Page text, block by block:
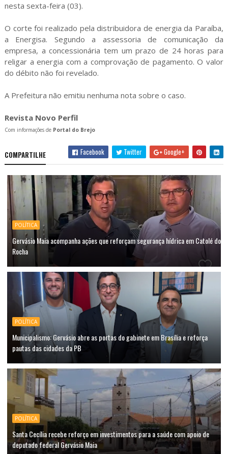
nesta sexta-feira (03).
O corte foi realizado pela distribuidora de energia da Paraíba,
a Energisa. Segundo a assessoria de comunicação da
empresa, a concessionária tem um prazo de 24 horas para
religar a energia com a comprovação de pagamento. O valor
do débito não foi revelado.
A Prefeitura não emitiu nenhuma nota sobre o caso.
Revista Novo Perfil
Com informações dePortal do Brejo
COMPARTILHE Facebook Twitter Google+
POLÍTICA
Gervásio Maia acompanha ações que reforçam segurança hídrica em Catolé do
Rocha
POLÍTICA
Municipalismo: Gervásio abre as portas do gabinete em Brasília e reforça
pautas das cidades da PB
POLÍTICA
Santa Cecília recebe reforço em investimentos para a saúde com apoio de
deputado federal Gervásio Maia